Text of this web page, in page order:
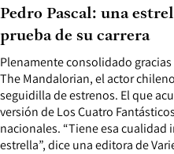
Plenamente consolidado
The Mandalorian, el actor
seguidilla de estrenos. El que
versión de Los Cuatro
nacionales. “Tiene esa
estrella”, dice una editora de
Pedro Pascal: una
prueba de su carrera